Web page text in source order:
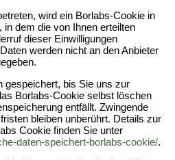
wird ein Borlabs-Cookie in
dem die von Ihnen erteilten
dieser Einwilligungen
werden nicht an den Anbieter
gespeichert, bis Sie uns zur
Borlabs-Cookie selbst löschen
entfällt. Zwingende
bleiben unberührt. Details zur
Cookie finden Sie unter
daten-speichert-borlabs-cookie/.